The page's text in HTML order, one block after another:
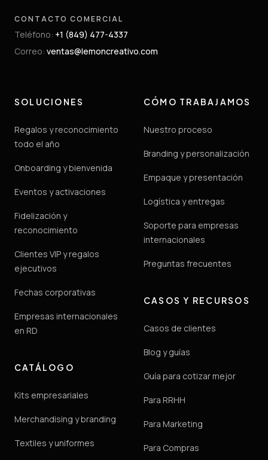
CONTACTO COMERCIAL
Teléfono: +1 (849) 477-4337
Correo: ventas@lemoncreativo.com
SOLUCIONES
Regalos y reconocimiento
todo el año
Onboarding y bienvenida
Eventos y activaciones
Fidelización y
reconocimiento
Clientes VIP y regalos
ejecutivos
Fechas corporativas
Empresas internacionales
en RD
CATÁLOGO
Kits empresariales
Merchandising y branding
Textiles y uniformes
CÓMO TRABAJAMOS
Nuestro proceso
Branding y personalización
Empaque y presentación
Logística y entregas
Soporte para empresas
internacionales
Preguntas frecuentes
CASOS Y RECURSOS
Casos de clientes
Blog y guías
Guía para cotizar mejor
Para RRHH
Para Marketing
Para Compras